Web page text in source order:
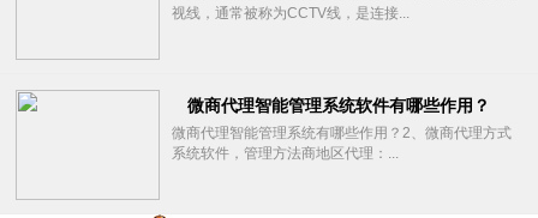
视线，通常被称为CCTV线，是连接...
微商代理智能管理系统软件有哪些作用？
微商代理智能管理系统有哪些作用？2、微商代理方式
系统软件，管理方法商地区代理：...